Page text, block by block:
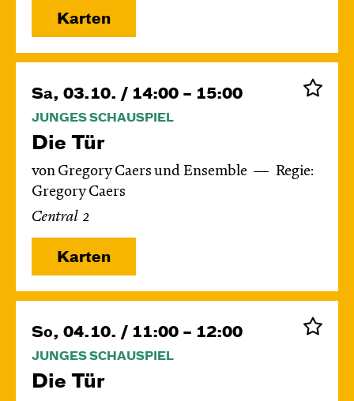
Karten
Sa, 03.10. / 14:00 – 15:00
JUNGES SCHAUSPIEL
Die Tür
von Gregory Caers und Ensemble
Regie:
Gregory Caers
Central 2
Karten
So, 04.10. / 11:00 – 12:00
JUNGES SCHAUSPIEL
Die Tür